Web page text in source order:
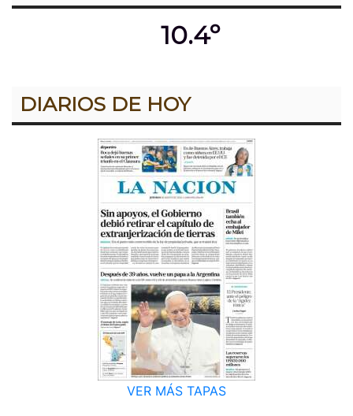
10.4º
DIARIOS DE HOY
VER MÁS TAPAS